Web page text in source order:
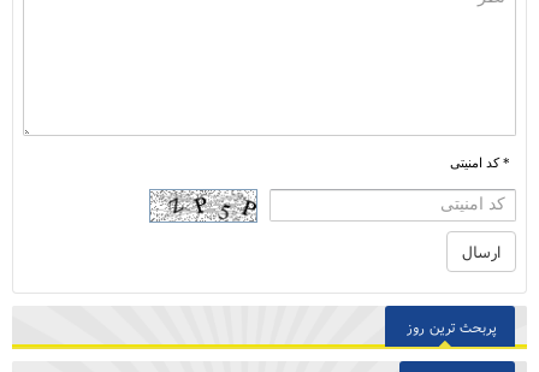
* کد امنیتی
پربحث ترین روز